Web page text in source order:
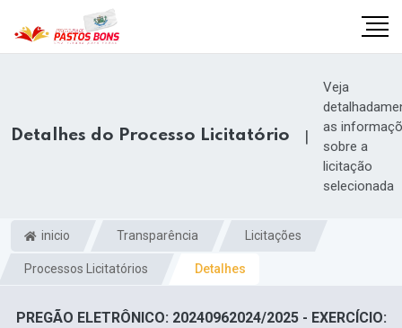
Detalhes do Processo Licitatório |
Veja
as
sobre a
licitação
selecionada
inicio Transparência Licitações
Processos Licitatórios Detalhes
PREGÃO ELETRÔNICO: 20240962024/2025 - EXERCÍCIO: